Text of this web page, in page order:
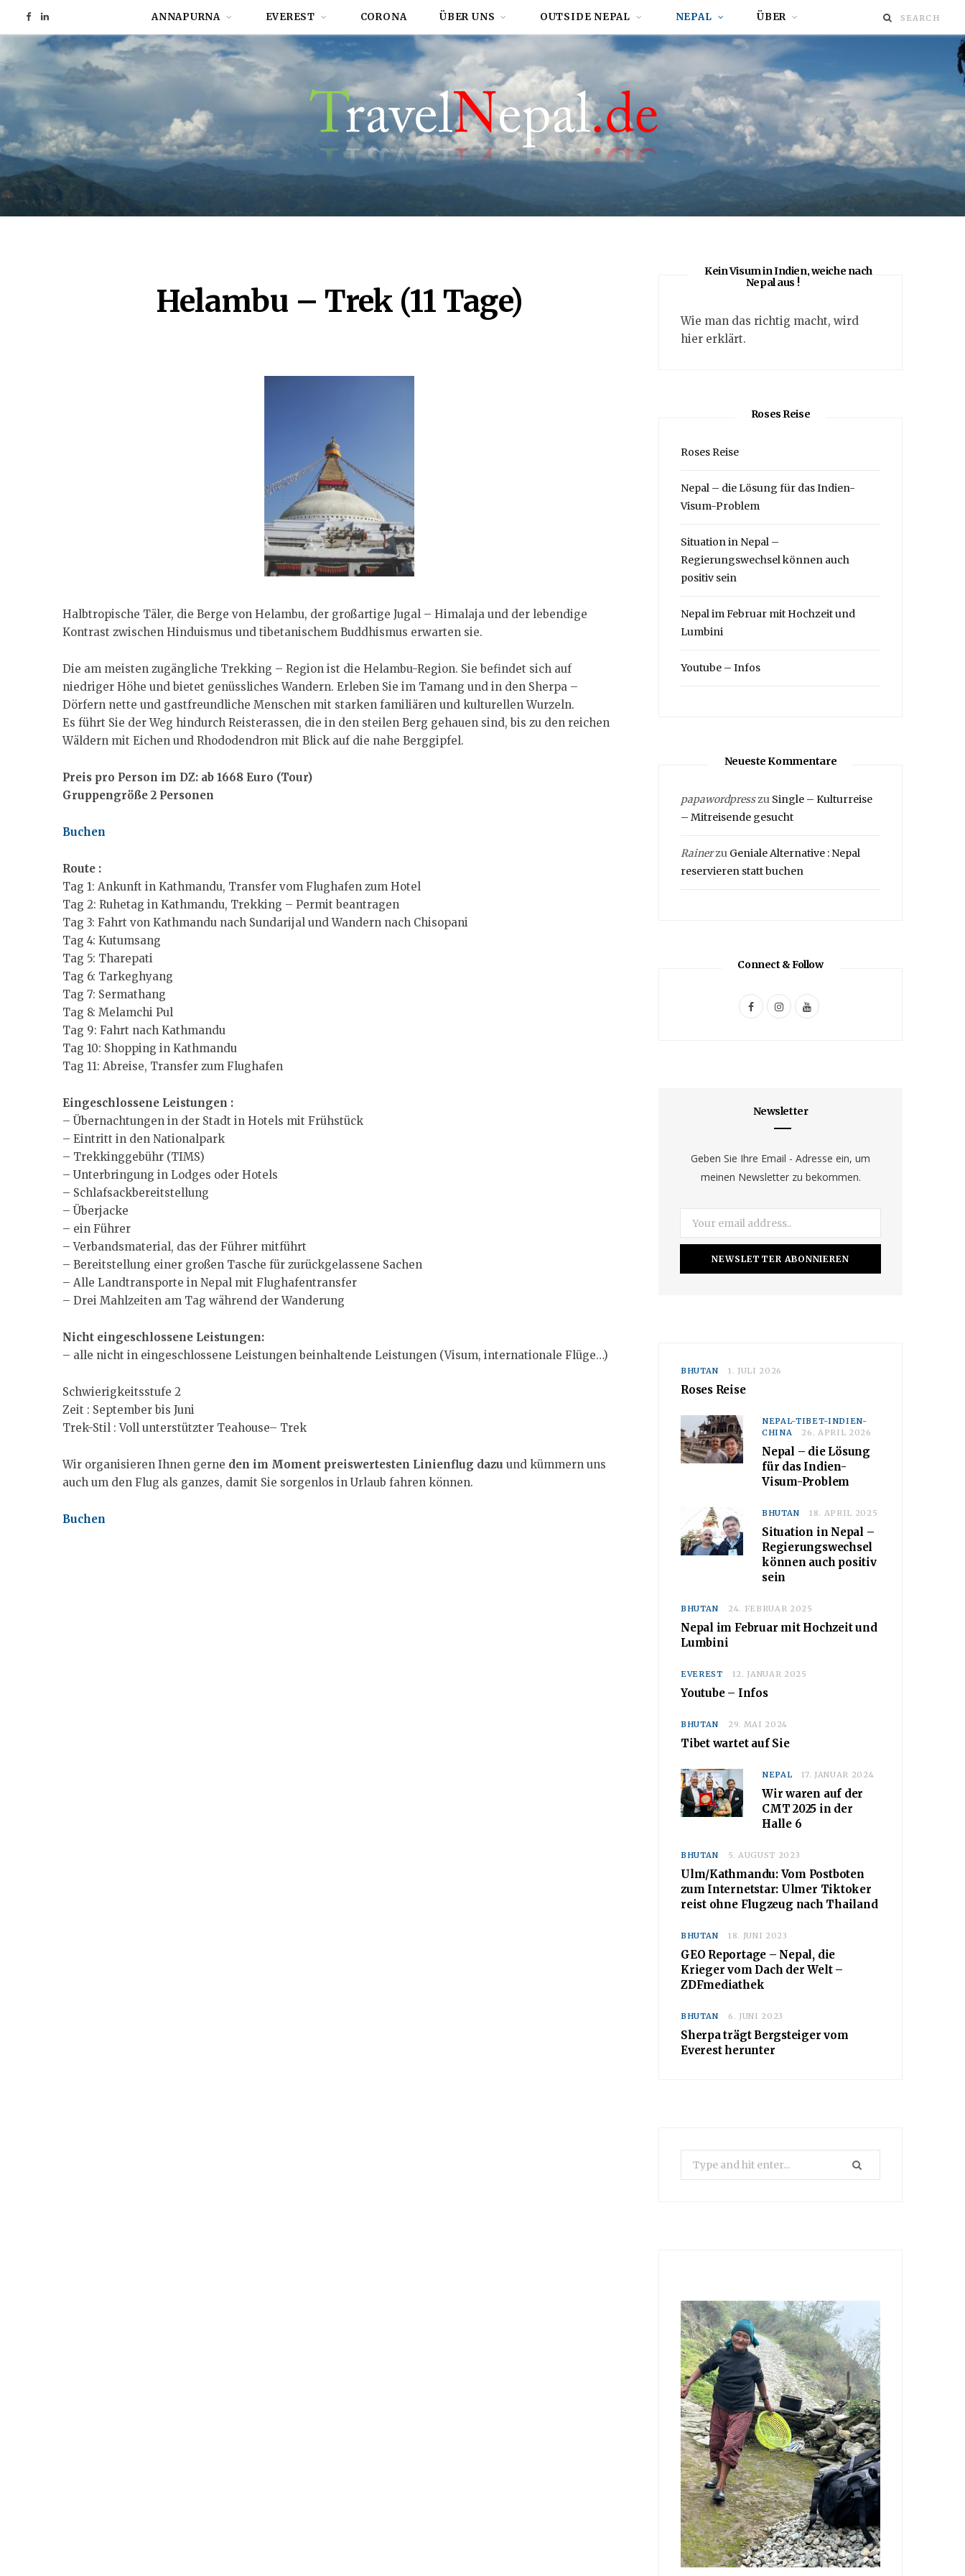
F
b
L
i
k
e
ANNAPURNA EVEREST CORONA ÜBER UNS OUTSIDE NEPAL NEPAL ÜBER
Helambu – Trek (11 Tage)
Halbtropische Täler, die Berge von Helambu, der großartige Jugal – Himalaja und der lebendige
Kontrast zwischen Hinduismus und tibetanischem Buddhismus erwarten sie.
Die am meisten zugängliche Trekking – Region ist die Helambu-Region. Sie befindet sich auf
niedriger Höhe und bietet genüssliches Wandern. Erleben Sie im Tamang und in den Sherpa –
Dörfern nette und gastfreundliche Menschen mit starken familiären und kulturellen Wurzeln.
Es führt Sie der Weg hindurch Reisterassen, die in den steilen Berg gehauen sind, bis zu den reichen
Wäldern mit Eichen und Rhododendron mit Blick auf die nahe Berggipfel.
Preis pro Person im DZ: ab 1668 Euro (Tour)
Gruppengröße 2 Personen
Buchen
Route :
Tag 1: Ankunft in Kathmandu, Transfer vom Flughafen zum Hotel
Tag 2: Ruhetag in Kathmandu, Trekking – Permit beantragen
Tag 3: Fahrt von Kathmandu nach Sundarijal und Wandern nach Chisopani
Tag 4: Kutumsang
Tag 5: Tharepati
Tag 6: Tarkeghyang
Tag 7: Sermathang
Tag 8: Melamchi Pul
Tag 9: Fahrt nach Kathmandu
Tag 10: Shopping in Kathmandu
Tag 11: Abreise, Transfer zum Flughafen
Eingeschlossene Leistungen :
– Übernachtungen in der Stadt in Hotels mit Frühstück
– Eintritt in den Nationalpark
– Trekkinggebühr (TIMS)
– Unterbringung in Lodges oder Hotels
– Schlafsackbereitstellung
– Überjacke
– ein Führer
– Verbandsmaterial, das der Führer mitführt
– Bereitstellung einer großen Tasche für zurückgelassene Sachen
– Alle Landtransporte in Nepal mit Flughafentransfer
– Drei Mahlzeiten am Tag während der Wanderung
Nicht eingeschlossene Leistungen:
– alle nicht in eingeschlossene Leistungen beinhaltende Leistungen (Visum, internationale Flüge…)
Schwierigkeitsstufe 2
Zeit : September bis Juni
Trek-Stil : Voll unterstützter Teahouse– Trek
Wir organisieren Ihnen gerne den im Moment preiswertesten Linienflug dazu und kümmern uns
auch um den Flug als ganzes, damit Sie sorgenlos in Urlaub fahren können.
Buchen
Kein Visum in Indien, weiche nach
Nepal aus !
Wie man das richtig macht, wird
hier erklärt.
Roses Reise
Roses Reise
Nepal – die Lösung für das Indien-
Visum-Problem
Situation in Nepal –
Regierungswechsel können auch
positiv sein
Nepal im Februar mit Hochzeit und
Lumbini
Youtube – Infos
Neueste Kommentare
papawordpresszu Single – Kulturreise
– Mitreisende gesucht
Rainerzu Geniale Alternative : Nepal
reservieren statt buchen
Connect & Follow
F
k
I
a
g
r
a
Y
Newsletter
Geben Sie Ihre Email - Adresse ein, um
meinen Newsletter zu bekommen.
BHUTAN 1. JULI 2026
Roses Reise
NEPAL-TIBET-INDIEN-
CHINA
26. APRIL 2026
Nepal – die Lösung
für das Indien-
Visum-Problem
BHUTAN 18. APRIL 2025
Situation in Nepal –
Regierungswechsel
können auch positiv
sein
BHUTAN 24. FEBRUAR 2025
Nepal im Februar mit Hochzeit und
Lumbini
EVEREST 12. JANUAR 2025
Youtube – Infos
BHUTAN 29. MAI 2024
Tibet wartet auf Sie
NEPAL 17. JANUAR 2024
Wir waren auf der
CMT 2025 in der
Halle 6
BHUTAN 5. AUGUST 2023
Ulm/Kathmandu: Vom Postboten
zum Internetstar: Ulmer Tiktoker
reist ohne Flugzeug nach Thailand
BHUTAN 18. JUNI 2023
GEO Reportage – Nepal, die
Krieger vom Dach der Welt –
ZDFmediathek
BHUTAN 6. JUNI 2023
Sherpa trägt Bergsteiger vom
Everest herunter
Search
for: